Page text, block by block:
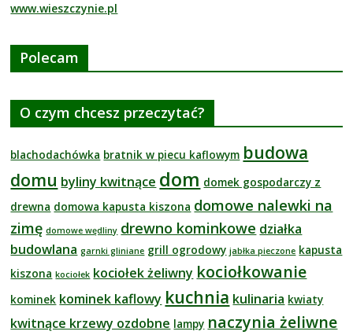
www.wieszczynie.pl
Polecam
O czym chcesz przeczytać?
blachodachówka bratnik w piecu kaflowym budowa
domu byliny kwitnące dom domek gospodarczy z
drewna domowa kapusta kiszona domowe nalewki na
zimę domowe wędliny drewno kominkowe działka
budowlana garnki gliniane grill ogrodowy jabłka pieczone kapusta
kiszona kociołek kociołek żeliwny kociołkowanie
kominek kominek kaflowy kuchnia kulinaria kwiaty
kwitnące krzewy ozdobne lampy naczynia żeliwne